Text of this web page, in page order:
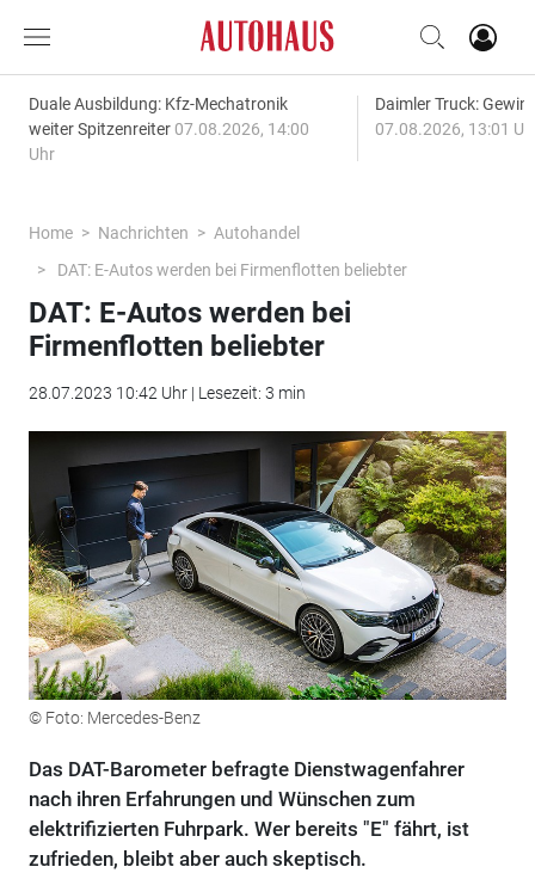
Duale Ausbildung: Kfz-Mechatronik
weiter Spitzenreiter 07.08.2026, 14:00
Uhr
Daimler Truck:
07.08.2026, 13:01
Home Nachrichten
Autohandel
DAT: E-Autos werden bei Firmenflotten beliebter
DAT: E-Autos werden bei
Firmenflotten beliebter
28.07.2023 10:42 Uhr | Lesezeit: 3 min
© Foto: Mercedes-Benz
Das DAT-Barometer befragte Dienstwagenfahrer
nach ihren Erfahrungen und Wünschen zum
elektrifizierten Fuhrpark. Wer bereits "E" fährt, ist
zufrieden, bleibt aber auch skeptisch.